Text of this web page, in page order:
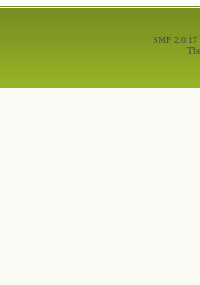
SMF 2.0.17